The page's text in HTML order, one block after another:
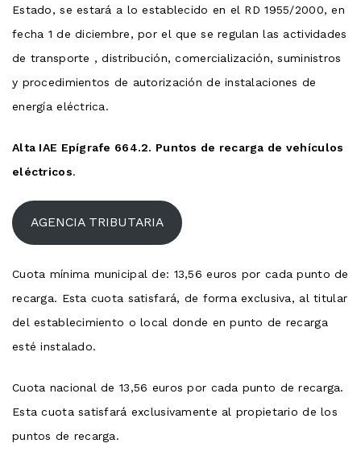
Estado, se estará a lo establecido en el RD 1955/2000, en
fecha 1 de diciembre, por el que se regulan las actividades
de transporte , distribución, comercialización, suministros
y procedimientos de autorización de instalaciones de
energía eléctrica.
Alta IAE Epígrafe 664.2. Puntos de recarga de vehículos
eléctricos.
AGENCIA TRIBUTARIA
Cuota mínima municipal de: 13,56 euros por cada punto de
recarga. Esta cuota satisfará, de forma exclusiva, al titular
del establecimiento o local donde en punto de recarga
esté instalado.
Cuota nacional de 13,56 euros por cada punto de recarga.
Esta cuota satisfará exclusivamente al propietario de los
puntos de recarga.